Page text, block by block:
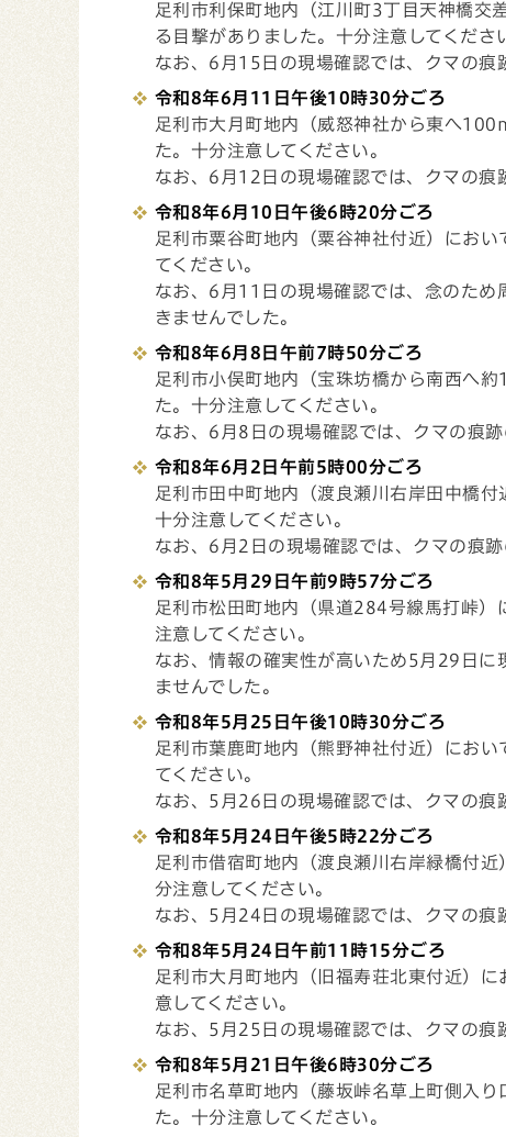
足利市利保町地内（江川町3丁目天神橋交
る目撃がありました。十分注意してくださ
なお、6月15日の現場確認では、クマの痕
令和8年6月11日午後10時30分ごろ
足利市大月町地内（威怒神社から東へ
た。十分注意してください。
なお、6月12日の現場確認では、クマの痕
令和8年6月10日午後6時20分ごろ
足利市粟谷町地内（粟谷神社付近）にお
てください。
なお、6月11日の現場確認では、念のため
きませんでした。
令和8年6月8日午前7時50分ごろ
足利市小俣町地内（宝珠坊橋から南西へ
た。十分注意してください。
なお、6月8日の現場確認では、クマの痕跡
令和8年6月2日午前5時00分ごろ
足利市田中町地内（渡良瀬川右岸田中橋
十分注意してください。
なお、6月2日の現場確認では、クマの痕跡
令和8年5月29日午前9時57分ごろ
足利市松田町地内（県道284号線馬打峠）
注意してください。
なお、情報の確実性が高いため5月29日に
ませんでした。
令和8年5月25日午後10時30分ごろ
足利市葉鹿町地内（熊野神社付近）にお
てください。
なお、5月26日の現場確認では、クマの痕
令和8年5月24日午後5時22分ごろ
足利市借宿町地内（渡良瀬川右岸緑橋付
分注意してください。
なお、5月24日の現場確認では、クマの痕
令和8年5月24日午前11時15分ごろ
足利市大月町地内（旧福寿荘北東付近）
意してください。
なお、5月25日の現場確認では、クマの痕
令和8年5月21日午後6時30分ごろ
足利市名草町地内（藤坂峠名草上町側入
た。十分注意してください。